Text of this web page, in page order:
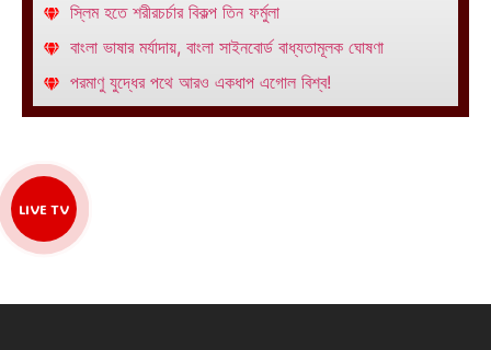
স্লিম হতে শরীরচর্চার বিকল্প তিন ফর্মুলা
বাংলা ভাষার মর্যাদায়, বাংলা সাইনবোর্ড বাধ্যতামূলক ঘোষণা
পরমাণু যুদ্ধের পথে আরও একধাপ এগোল বিশ্ব!
LIVE TV